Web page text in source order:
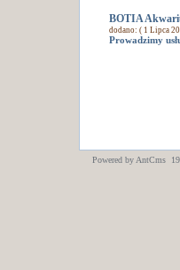
BOTIA
dodano: ( 1 Lipca
Prowadzimy
Powered by AntCms